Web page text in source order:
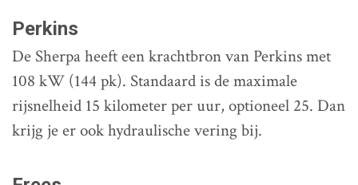
Perkins
De Sherpa heeft een krachtbron van Perkins met
108 kW (144 pk). Standaard is de maximale
rijsnelheid 15 kilometer per uur, optioneel 25. Dan
krijg je er ook hydraulische vering bij.